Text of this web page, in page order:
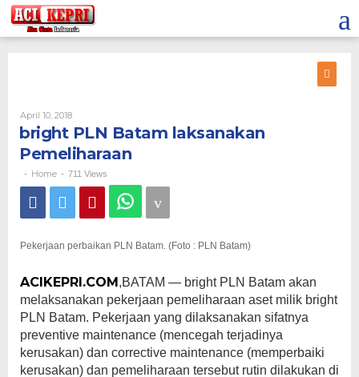
Lewati
ke
konten
April 10, 2018Oleh
bright PLN Batam laksanakan
Pemeliharaan
- Home - 711 Views
Pekerjaan perbaikan PLN Batam. (Foto : PLN Batam)
ACIKEPRI.COM,BATAM — bright PLN Batam akan
melaksanakan pekerjaan pemeliharaan aset milik bright
PLN Batam. Pekerjaan yang dilaksanakan sifatnya
preventive maintenance (mencegah terjadinya
kerusakan) dan corrective maintenance (memperbaiki
kerusakan) dan pemeliharaan tersebut rutin dilakukan di